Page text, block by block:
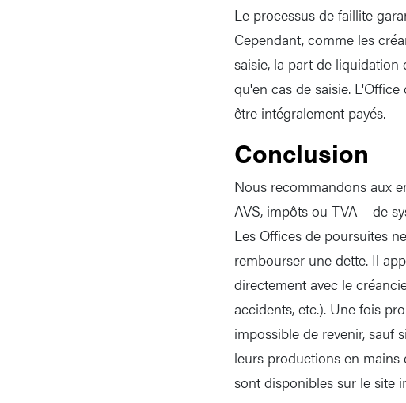
Le processus de faillite
Cependant, comme les
saisie, la part de
qu'en cas de saisie.
être intégralement payés.
Conclusion
Nous recommandons aux
AVS, impôts ou TVA – de
Les Offices de poursuites
rembourser une dette. Il
directement avec le
accidents, etc.). Une fois
impossible de revenir, sauf
leurs productions en mains
sont disponibles sur le site